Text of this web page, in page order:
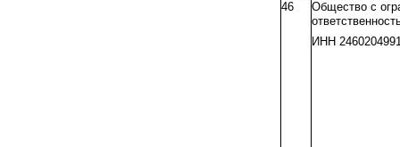
46
Общество с
ИНН